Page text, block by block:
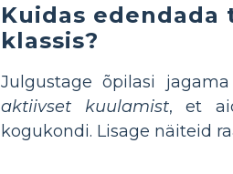
Kuidas
klassis?
Julgustage õpilasi
aktiivset kuulamist, et
kogukondi. Lisage näiteid